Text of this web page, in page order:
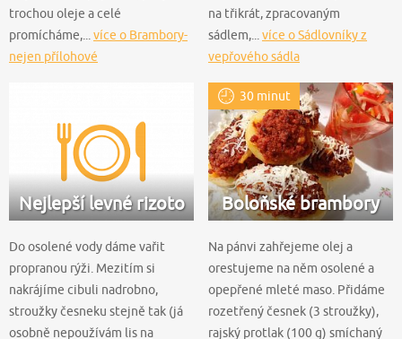
trochou oleje a celé
promícháme,... více o Brambory-
nejen přílohové
na třikrát, zpracovaným
sádlem,... více o Sádlovníky z
vepřového sádla
Nejlepší levné rizoto
Do osolené vody dáme vařit
propranou rýži. Mezitím si
nakrájíme cibuli nadrobno,
stroužky česneku stejně tak (já
osobně nepoužívám lis na
30 minut
Boloňské brambory
Na pánvi zahřejeme olej a
orestujeme na něm osolené a
opepřené mleté maso. Přidáme
rozetřený česnek (3 stroužky),
rajský protlak (100 g) smíchaný